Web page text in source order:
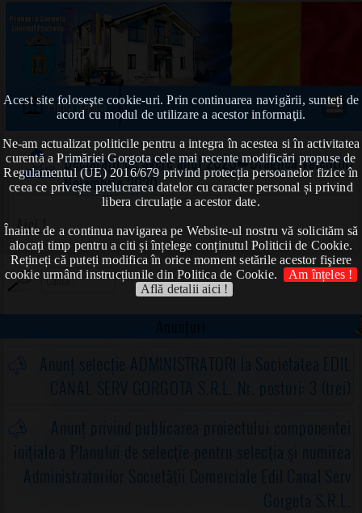
Acest site foloseşte cookie-uri. Prin continuarea navigării, sunteți de
acord cu modul de utilizare a acestor informaţii.
Ne-am actualizat politicile pentru a integra în acestea si în activitatea
curentă a Primăriei Gorgota cele mai recente modificări propuse de
Regulamentul (UE) 2016/679 privind protecția persoanelor fizice în
ceea ce privește prelucrarea datelor cu caracter personal și privind
libera circulație a acestor date.
Înainte de a continua navigarea pe Website-ul nostru vă solicităm să
alocați timp pentru a citi și înțelege conținutul Politicii de Cookie.
Rețineți că puteți modifica în orice moment setările acestor fişiere
cookie urmând instrucțiunile din Politica de Cookie.
Am înțeles !
Află detalii aici !
Prima pagină
Declarații de avere anul 2020➠Dragnea Valentin-
Noiembrie 2020
Aici !
Anunțuri
Anunț selecție ADMINISTRATORI la Societatea EDIL
CANAL SERV GORGOTA S.R.L. Nr. posturi: 3 (trei)
Anunț privind publicarea proiectului componentei
iniţiale a Planului de selecţie pentru selecţia şi numirea
Administratorilor Societăţii Comerciale Edil Canal Serv
Gorgota S.R.L.